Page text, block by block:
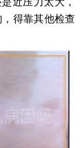
近压力太大，
得靠其他检查